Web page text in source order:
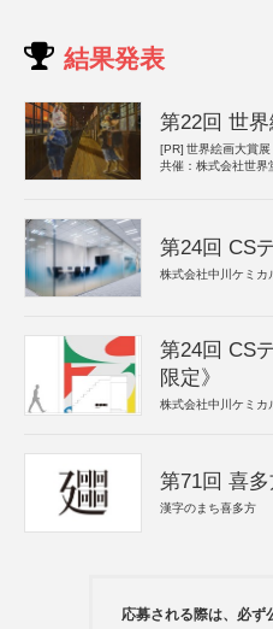
結果発表
第22回 世
[PR] 世界絵画大賞
共催：株式会社世界
第24回 CS
株式会社中川ケミカ
第24回 CS
限定》
株式会社中川ケミカ
第71回 喜
漢字のまち喜多方
応募される際は、必ず